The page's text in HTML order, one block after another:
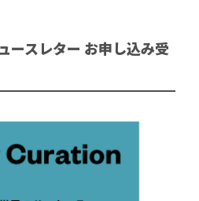
ースレター お申し込み受